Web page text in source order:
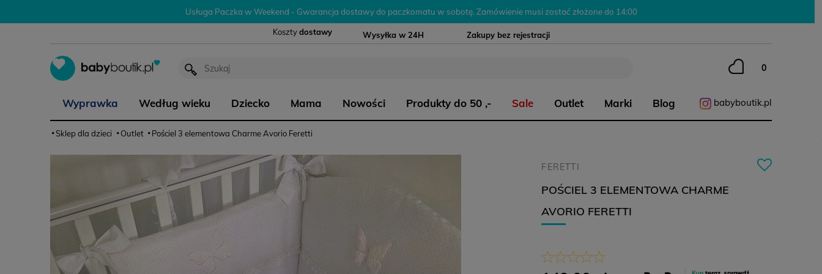
Usługa Paczka w Weekend - Gwarancja dostawy do paczkomatu w sobotę. Zamówienie musi zostać złożone do 14:00
Kosztydostawy Wysyłka w 24H Zakupy bez rejestracji
Wyprawka Według wieku Dziecko Mama Nowości Produkty do 50 ,- Sale Outlet Marki Blog babyboutik.pl
Sklep dla dzieci Outlet Pościel 3 elementowa Charme Avorio Feretti
FERETTI
POŚCIEL 3 ELEMENTOWA CHARME
AVORIO FERETTI